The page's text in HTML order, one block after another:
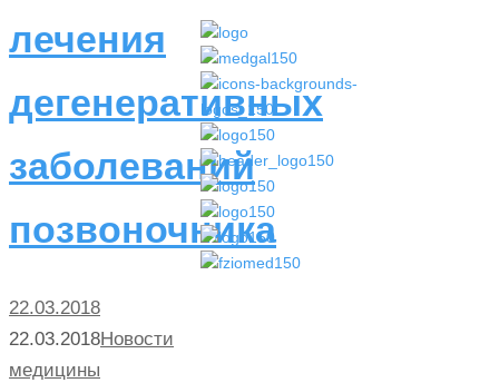
лечения
дегенеративных
заболеваний
позвоночника
22.03.2018
22.03.2018Новости
медицины